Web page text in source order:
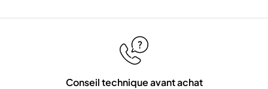
Conseil technique avant achat